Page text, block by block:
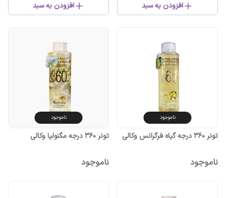
افزودن به سبد افزودن به سبد
ناموجود
تونر 360 درجه گیاه فرگرانس وکالی
ناموجود
ناموجود
تونر 360 درجه مگنولیا وکالی
ناموجود